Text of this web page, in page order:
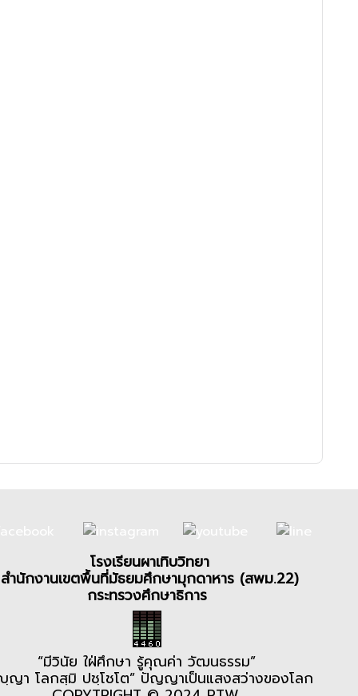
โรงเรียนผาเทิบวิทยา
สำนักงานเขตพื้นที่มัธยมศึกษามุกดาหาร (สพม.22)
กระทรวงศึกษาธิการ
“มีวินัย ใฝ่ศึกษา รู้คุณค่า วัฒนธรรม”
ญา โลกสฺมิ ปชฺโชโต” ปัญญาเป็นแสงสว่างของโลก